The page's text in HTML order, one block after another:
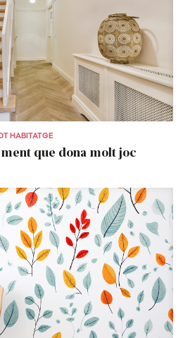
HABITATGE
que dona molt joc